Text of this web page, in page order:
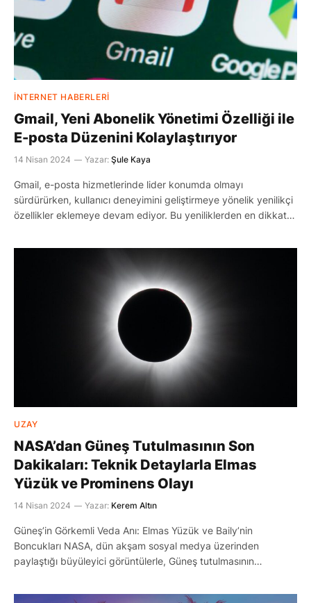
İNTERNET HABERLERI
Gmail, Yeni Abonelik Yönetimi Özelliği ile
E-posta Düzenini Kolaylaştırıyor
14 Nisan 2024 Yazar: Şule Kaya
Gmail, e-posta hizmetlerinde lider konumda olmayı
sürdürürken, kullanıcı deneyimini geliştirmeye yönelik yenilikçi
özellikler eklemeye devam ediyor. Bu yeniliklerden en dikkat…
UZAY
NASA’dan Güneş Tutulmasının Son
Dakikaları: Teknik Detaylarla Elmas
Yüzük ve Prominens Olayı
14 Nisan 2024 Yazar: Kerem Altın
Güneş’in Görkemli Veda Anı: Elmas Yüzük ve Baily’nin
Boncukları NASA, dün akşam sosyal medya üzerinden
paylaştığı büyüleyici görüntülerle, Güneş tutulmasının…